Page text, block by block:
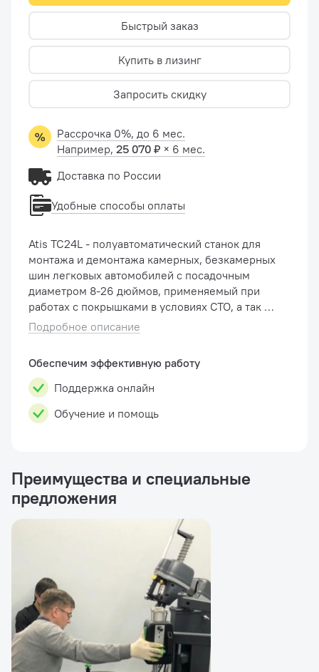
Atis TC24L - полуавтоматический станок для
монтажа и демонтажа камерных, безкамерных
шин легковых автомобилей с посадочным
диаметром 8-26 дюймов, применяемый при
работах с покрышками в условиях СТО, а так же
небольших шиномонтажных пунктов. Люксовая
версия, установлены доп...
Подробное описание
Обеспечим эффективную работу
Поддержка онлайн
Обучение и помощь
Быстрый заказ
Купить в лизинг
Запросить скидку
Рассрочка 0%, до 6 мес.
Например, 25 070 ₽ × 6 мес.
Доставка по России
Удобные способы оплаты
Преимущества и специальные
предложения